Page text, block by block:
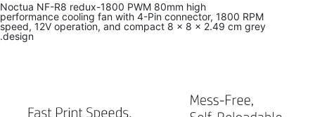
Noctua NF-R8 redux-1800 PWM 80mm high
performance cooling fan with 4-Pin connector, 1800 RPM
speed, 12V operation, and compact 8 x 8 x 2.49 cm grey
design.